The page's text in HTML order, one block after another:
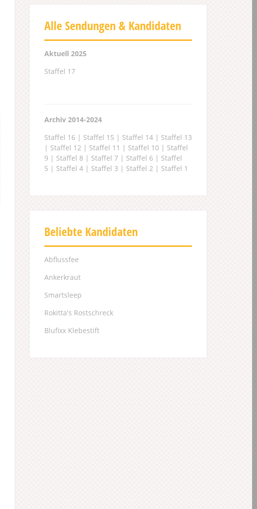
Alle Sendungen & Kandidaten
Aktuell 2025
Staffel 17
Archiv 2014-2024
Staffel 16 | Staffel 15 | Staffel 14 | Staffel 13
| Staffel 12 | Staffel 11 | Staffel 10 | Staffel
9 | Staffel 8 | Staffel 7 | Staffel 6 | Staffel
5 | Staffel 4 | Staffel 3 | Staffel 2 | Staffel 1
Beliebte Kandidaten
Abflussfee
Ankerkraut
Smartsleep
Rokitta's Rostschreck
Blufixx Klebestift